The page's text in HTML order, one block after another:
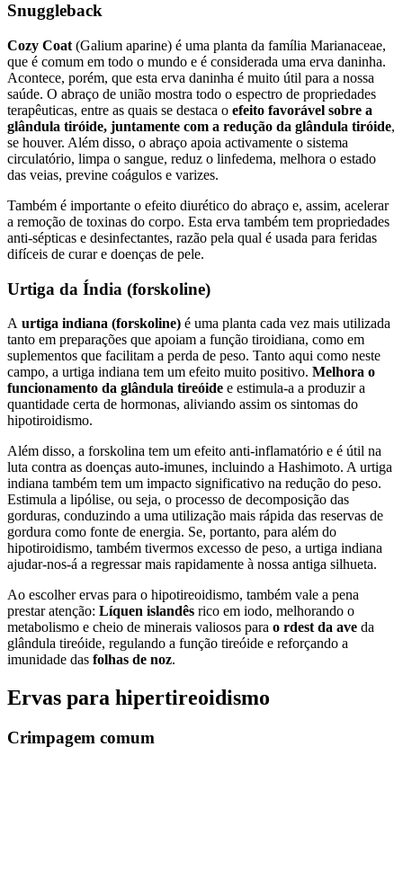
Snuggleback
Cozy Coat (Galium aparine) é uma planta da família Marianaceae,
que é comum em todo o mundo e é considerada uma erva daninha.
Acontece, porém, que esta erva daninha é muito útil para a nossa
saúde. O abraço de união mostra todo o espectro de propriedades
terapêuticas, entre as quais se destaca o efeito favorável sobre a
glândula tiróide, juntamente com a redução da glândula tiróide,
se houver. Além disso, o abraço apoia activamente o sistema
circulatório, limpa o sangue, reduz o linfedema, melhora o estado
das veias, previne coágulos e varizes.
Também é importante o efeito diurético do abraço e, assim, acelerar
a remoção de toxinas do corpo. Esta erva também tem propriedades
anti-sépticas e desinfectantes, razão pela qual é usada para feridas
difíceis de curar e doenças de pele.
Urtiga da Índia (forskoline)
A urtiga indiana (forskoline) é uma planta cada vez mais utilizada
tanto em preparações que apoiam a função tiroidiana, como em
suplementos que facilitam a perda de peso. Tanto aqui como neste
campo, a urtiga indiana tem um efeito muito positivo. Melhora o
funcionamento da glândula tireóide e estimula-a a produzir a
quantidade certa de hormonas, aliviando assim os sintomas do
hipotiroidismo.
Além disso, a forskolina tem um efeito anti-inflamatório e é útil na
luta contra as doenças auto-imunes, incluindo a Hashimoto. A urtiga
indiana também tem um impacto significativo na redução do peso.
Estimula a lipólise, ou seja, o processo de decomposição das
gorduras, conduzindo a uma utilização mais rápida das reservas de
gordura como fonte de energia. Se, portanto, para além do
hipotiroidismo, também tivermos excesso de peso, a urtiga indiana
ajudar-nos-á a regressar mais rapidamente à nossa antiga silhueta.
Ao escolher ervas para o hipotireoidismo, também vale a pena
prestar atenção: Líquen islandês rico em iodo, melhorando o
metabolismo e cheio de minerais valiosos para o rdest da ave da
glândula tireóide, regulando a função tireóide e reforçando a
imunidade das folhas de noz.
Ervas para hipertireoidismo
Crimpagem comum